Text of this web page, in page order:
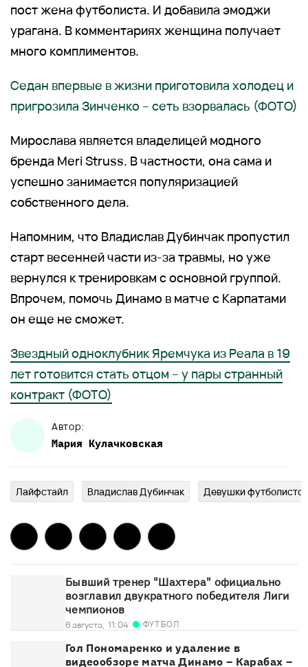
пост жена футболиста. И добавила эмоджи
урагана. В комментариях женщина получает
много комплиментов.
Седан впервые в жизни приготовила холодец и
пригрозила Зинченко – сеть взорвалась (ФОТО)
Мирослава является владелицей модного
бренда Meri Struss. В частности, она сама и
успешно занимается популяризацией
собственного дела.
Напомним, что Владислав Дубинчак пропустил
старт весенней части из-за травмы, но уже
вернулся к тренировкам с основной группой.
Впрочем, помочь Динамо в матче с Карпатами
он еще не сможет.
Звездный одноклубник Яремчука из Реала в 19
лет готовится стать отцом – у пары странный
контракт (ФОТО)
Автор:
Мария Кулачковская
Лайфстайл Владислав Дубинчак Девушки футболистов
Бывший тренер "Шахтера" официально
возглавил двукратного победителя Лиги
чемпионов
6 августа, 11:04 ФУТБОЛ
Гол Пономаренко и удаление в
видеообзоре матча Динамо – Карабах –